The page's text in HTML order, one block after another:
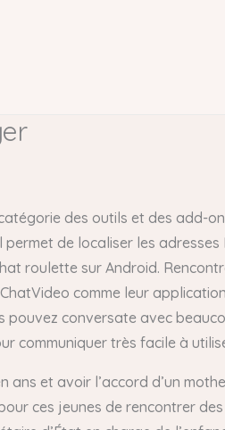
des outils et des add-
permet de localiser les
roulette sur Android.
comme leur
conversate avec
communiquer très facile à
ans et avoir l’accord d’un
ces jeunes de rencontrer